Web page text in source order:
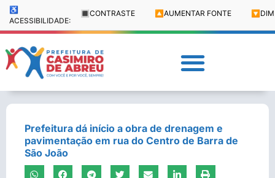
♿
ACESSIBILIDADE:
🔳 CONTRASTE 🔼 AUMENTAR FONTE 🔽
Prefeitura dá início a obra de drenagem e
pavimentação em rua do Centro de Barra de
São João